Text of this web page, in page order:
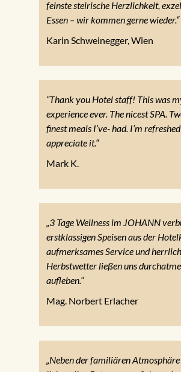
feinste steirische Herzlichkeit,
Essen – wir kommen gerne wieder.“
Karin Schweinegger, Wien
“Thank you Hotel staff! This was
experience ever. The nicest SPA.
finest meals I’ve- had. I’m
appreciate it.“
Mark K.
„3 Tage Wellness im JOHANN
erstklassigen Speisen aus der
aufmerksames Service und
Herbstwetter ließen uns
aufleben.“
Mag. Norbert Erlacher
„Neben der familiären